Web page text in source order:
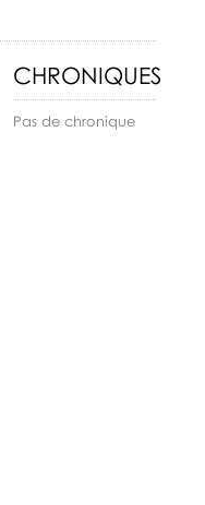
CHRONIQUES
Pas de chronique